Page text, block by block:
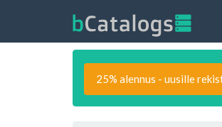
25% alennus - uusille